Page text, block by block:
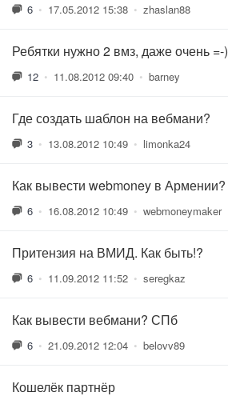
6 • 17.05.2012 15:38 • zhaslan88
Ребятки нужно 2 вмз, даже очень =-)
12 • 11.08.2012 09:40 • barney
Где создать шаблон на вебмани?
3 • 13.08.2012 10:49 • limonka24
Как вывести webmoney в Армении?
6 • 16.08.2012 10:49 • webmoneymaker
Притензия на ВМИД. Как быть!?
6 • 11.09.2012 11:52 • seregkaz
Как вывести вебмани? СПб
6 • 21.09.2012 12:04 • belovv89
Кошелёк партнёр